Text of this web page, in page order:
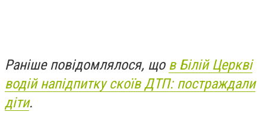
Раніше повідомлялося, що в Білій Церкві
водій напідпитку скоїв ДТП: постраждали
діти.